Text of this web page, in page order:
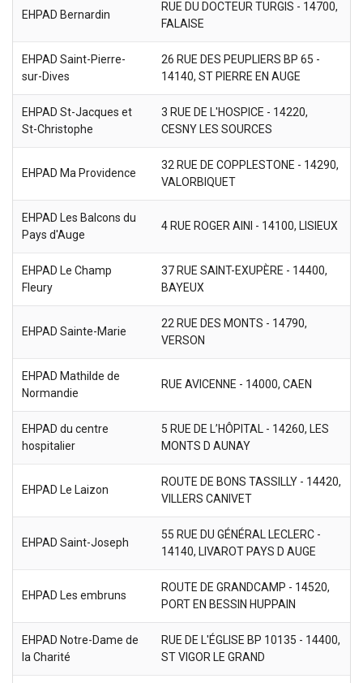
EHPAD Bernardin
RUE DU DOCTEUR TURGIS - 14700,
FALAISE
EHPAD Saint-Pierre-
sur-Dives
26 RUE DES PEUPLIERS BP 65 -
14140, ST PIERRE EN AUGE
EHPAD St-Jacques et
St-Christophe
3 RUE DE L'HOSPICE - 14220,
CESNY LES SOURCES
EHPAD Ma Providence
32 RUE DE COPPLESTONE - 14290,
VALORBIQUET
EHPAD Les Balcons du
Pays d'Auge
4 RUE ROGER AINI - 14100, LISIEUX
EHPAD Le Champ
Fleury
37 RUE SAINT-EXUPÈRE - 14400,
BAYEUX
EHPAD Sainte-Marie
22 RUE DES MONTS - 14790,
VERSON
EHPAD Mathilde de
Normandie
RUE AVICENNE - 14000, CAEN
EHPAD du centre
hospitalier
5 RUE DE L’HÔPITAL - 14260, LES
MONTS D AUNAY
EHPAD Le Laizon
ROUTE DE BONS TASSILLY - 14420,
VILLERS CANIVET
EHPAD Saint-Joseph
55 RUE DU GÉNÉRAL LECLERC -
14140, LIVAROT PAYS D AUGE
EHPAD Les embruns
ROUTE DE GRANDCAMP - 14520,
PORT EN BESSIN HUPPAIN
EHPAD Notre-Dame de
la Charité
RUE DE L'ÉGLISE BP 10135 - 14400,
ST VIGOR LE GRAND